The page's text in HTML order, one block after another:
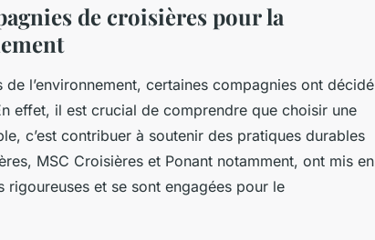
de croisières pour la
l’environnement, certaines compagnies ont décidé
effet, il est crucial de comprendre que choisir une
c’est contribuer à soutenir des pratiques durables
, MSC Croisières et Ponant notamment, ont mis en
et se sont engagées pour le